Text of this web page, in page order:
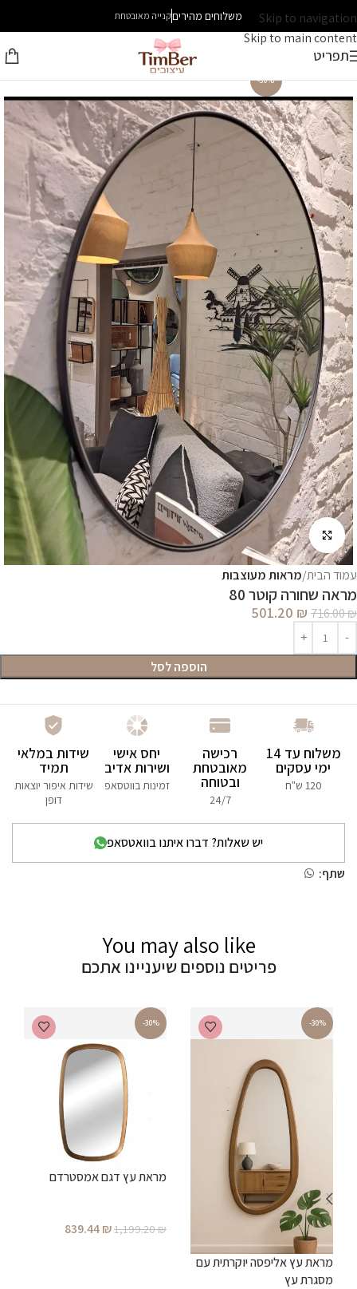
Skip to navigation
Skip to main content
משלוחים מהיריםקנייה מאובטחת
תפריט
עמוד הבית מראות מעוצבות
מראה שחורה קוטר 80
716.00₪
501.20 ₪
הוספה לסל
-30%
לחץ להגדלה
משלוח עד 14
ימי עסקים
120 ש"ח
רכישה
מאובטחת
ובטוחה
24/7
יחס אישי
ושירות אדיב
זמינות בווטסאפ
שידות במלאי
תמיד
שידות איפור יוצאות
דופן
יש שאלות? דברו איתנו בוואטסאפ
שתף:
You may also like
פריטים נוספים שיעניינו אתכם
-30%
מראת עץ אליפסה יוקרתית עם
מסגרת עץ
-30%
מראת עץ דגם אמסטרדם
1,199.20₪
839.44₪